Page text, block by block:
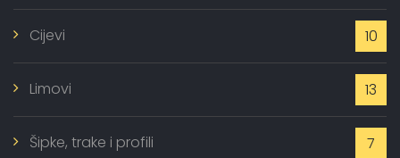
Cijevi 10
Limovi 13
Šipke, trake i profili 7